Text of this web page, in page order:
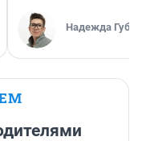
Надежда